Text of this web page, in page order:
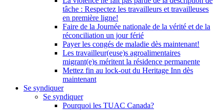
tâche : Respectez les travailleurs et travailleuses
en première ligne!
Faire de la Journée nationale de la vérité et de la
réconciliation un jour férié
Payer les congés de maladie dès maintenant!
Les travailleur(euse)s agroalimentaires
migrant(e)s méritent la résidence permanente
Mettez fin au lock-out du Heritage Inn dès
maintenant
Se syndiquer
Se syndiquer
Pourquoi les TUAC Canada?